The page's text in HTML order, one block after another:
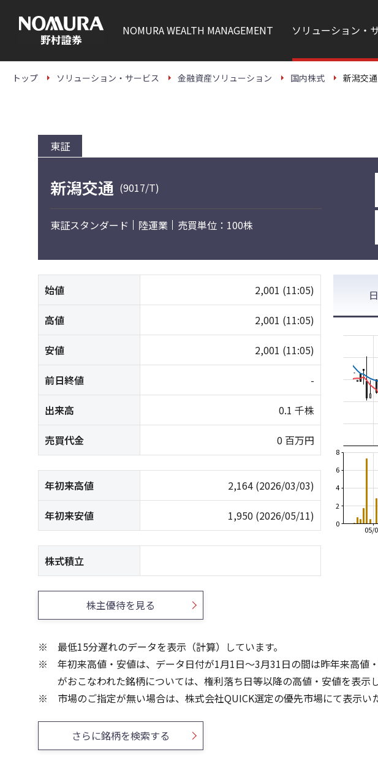
本
NOMURAWEALTH MANAGEMENT ソリューション・
トップ ソリューション・サービス 金融資産ソリューション 国内株式 新潟交
東証
新潟交通 (9017/T)
東証スタンダード 陸運業 売買単位：100株
始値 2,001 (11:05)
高値 2,001 (11:05)
安値 2,001 (11:05)
前日終値 -
出来高 0.1 千株
売買代金 0 百万円
年初来高値 2,164 (2026/03/03)
年初来安値 1,950 (2026/05/11)
株式積立
05/
0
2
4
6
8
6
8
4
6
株主優待を見る
最低15分遅れのデータを表示（計算）しています。
年初来高値・安値は、データ日付が1月1日～3月31日の間は昨年来高値
がおこなわれた銘柄については、権利落ち日等以降の高値・安値を表示し
市場のご指定が無い場合は、株式会社QUICK選定の優先市場にて表示い
さらに銘柄を検索する